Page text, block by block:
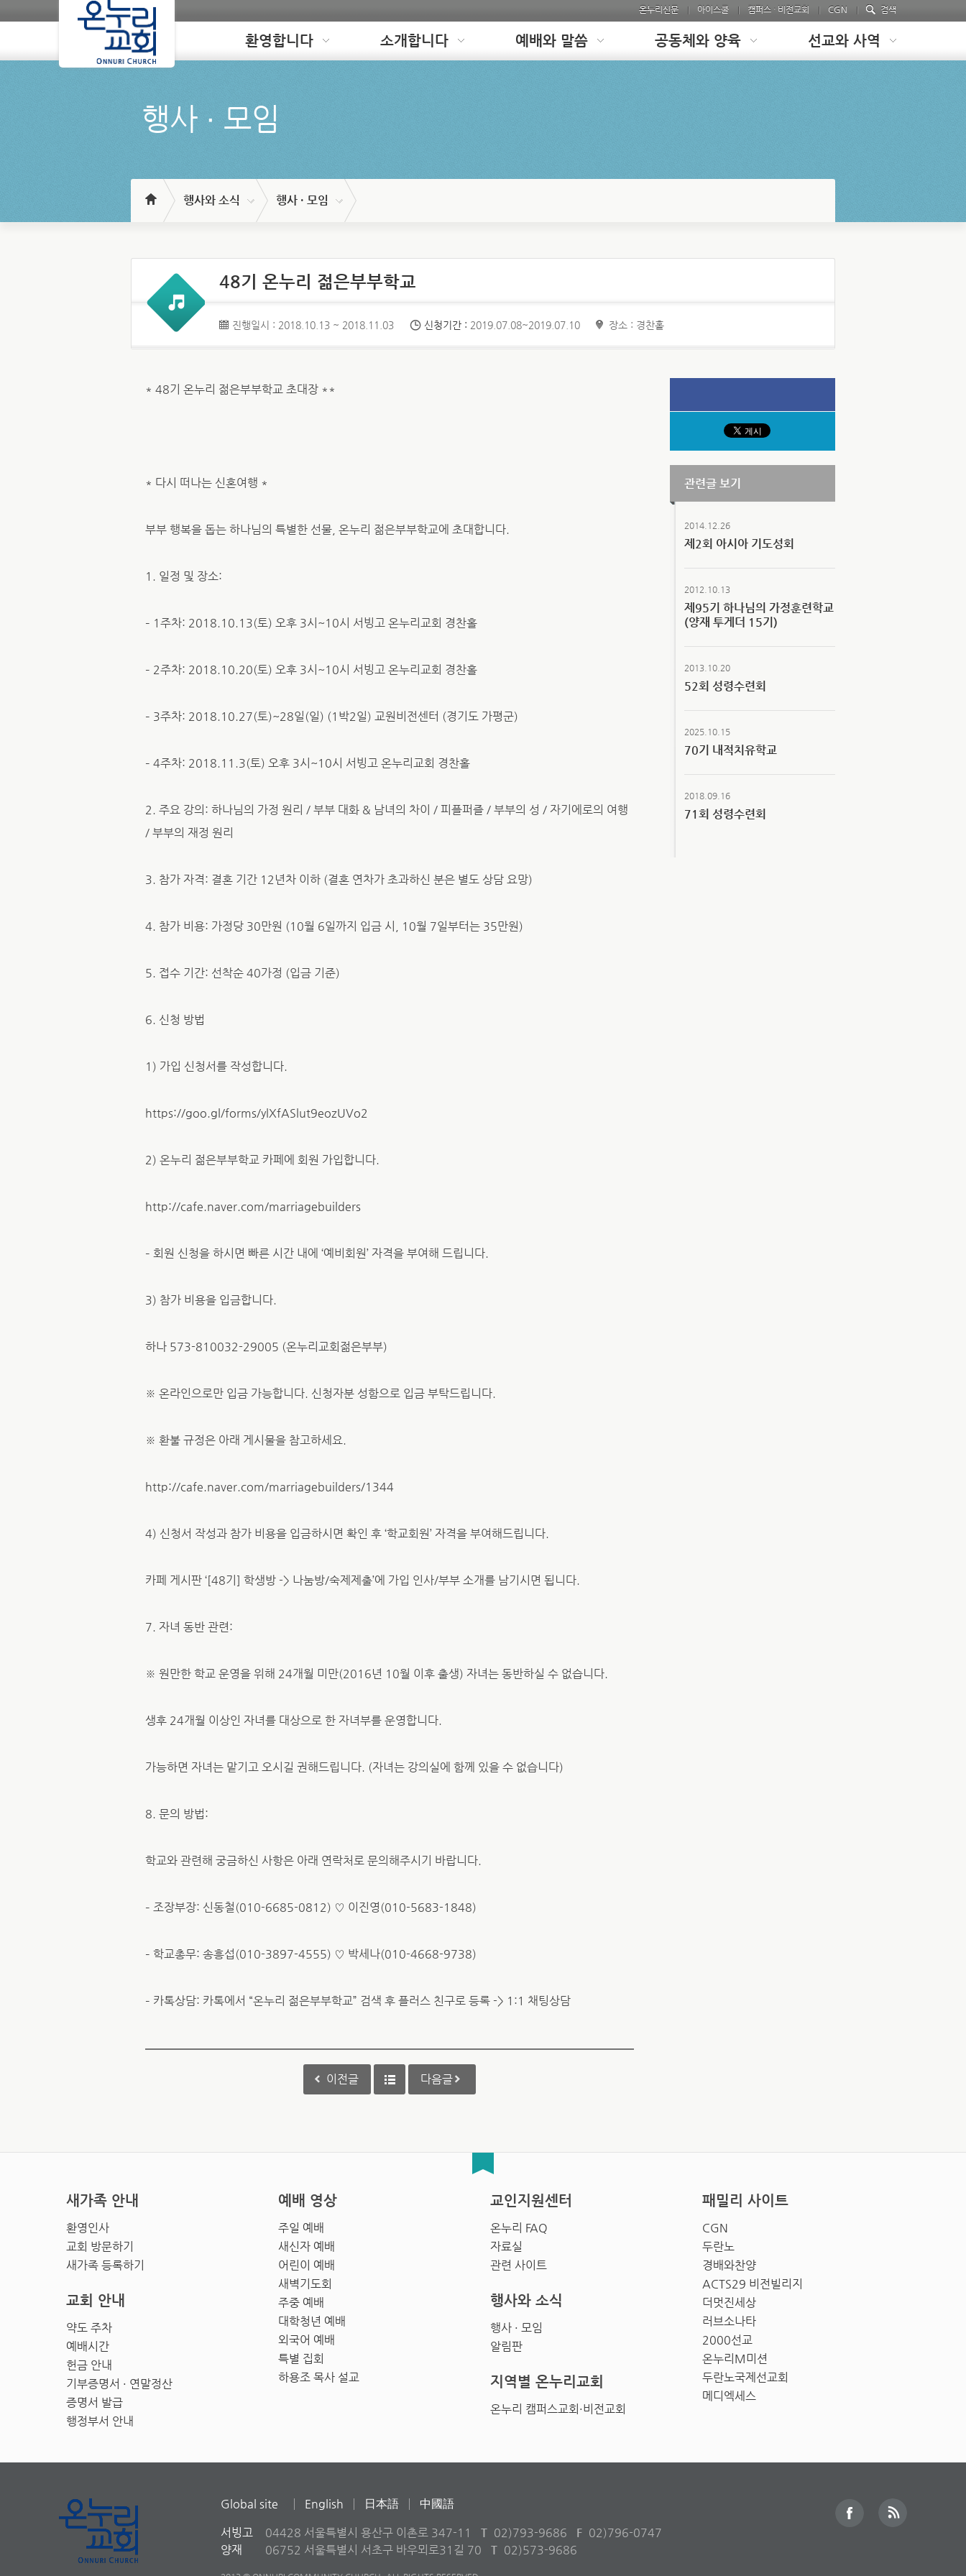
온누리신문 아이스쿨 캠퍼스 · 비전교회 CGN 검색
Loading 환영합니다 소개합니다 예배와 말씀 공동체와 양육 선교와 사역
행사 ∙ 모임
행사와 소식 행사 · 모임
48기 온누리 젊은부부학교
진행일시 : 2018.10.13 ~ 2018.11.03 신청기간 : 2019.07.08~2019.07.10 장소 : 경찬홀
* 48기 온누리 젊은부부학교 초대장 **
* 다시 떠나는 신혼여행 *
부부 행복을 돕는 하나님의 특별한 선물, 온누리 젊은부부학교에 초대합니다.
1. 일정 및 장소:
– 1주차: 2018.10.13(토) 오후 3시~10시 서빙고 온누리교회 경찬홀
– 2주차: 2018.10.20(토) 오후 3시~10시 서빙고 온누리교회 경찬홀
– 3주차: 2018.10.27(토)~28일(일) (1박2일) 교원비전센터 (경기도 가평군)
– 4주차: 2018.11.3(토) 오후 3시~10시 서빙고 온누리교회 경찬홀
2. 주요 강의: 하나님의 가정 원리 / 부부 대화 & 남녀의 차이 / 피플퍼즐 / 부부의 성 / 자기에로의 여행
/ 부부의 재정 원리
3. 참가 자격: 결혼 기간 12년차 이하 (결혼 연차가 초과하신 분은 별도 상담 요망)
4. 참가 비용: 가정당 30만원 (10월 6일까지 입금 시, 10월 7일부터는 35만원)
5. 접수 기간: 선착순 40가정 (입금 기준)
6. 신청 방법
1) 가입 신청서를 작성합니다.
https://goo.gl/forms/ylXfASlut9eozUVo2
2) 온누리 젊은부부학교 카페에 회원 가입합니다.
http://cafe.naver.com/marriagebuilders
– 회원 신청을 하시면 빠른 시간 내에 ‘예비회원’ 자격을 부여해 드립니다.
3) 참가 비용을 입금합니다.
하나 573-810032-29005 (온누리교회젊은부부)
※ 온라인으로만 입금 가능합니다. 신청자분 성함으로 입금 부탁드립니다.
※ 환불 규정은 아래 게시물을 참고하세요.
http://cafe.naver.com/marriagebuilders/1344
4) 신청서 작성과 참가 비용을 입금하시면 확인 후 ‘학교회원’ 자격을 부여해드립니다.
카페 게시판 ‘[48기] 학생방 -> 나눔방/숙제제출’에 가입 인사/부부 소개를 남기시면 됩니다.
7. 자녀 동반 관련:
※ 원만한 학교 운영을 위해 24개월 미만(2016년 10월 이후 출생) 자녀는 동반하실 수 없습니다.
생후 24개월 이상인 자녀를 대상으로 한 자녀부를 운영합니다.
가능하면 자녀는 맡기고 오시길 권해드립니다. (자녀는 강의실에 함께 있을 수 없습니다)
8. 문의 방법:
학교와 관련해 궁금하신 사항은 아래 연락처로 문의해주시기 바랍니다.
– 조장부장: 신동철(010-6685-0812) ♡ 이진영(010-5683-1848)
– 학교총무: 송흥섭(010-3897-4555) ♡ 박세나(010-4668-9738)
– 카톡상담: 카톡에서 “온누리 젊은부부학교” 검색 후 플러스 친구로 등록 -> 1:1 채팅상담
이전글 다음글
관련글 보기
2014.12.26
제2회 아시아 기도성회
2012.10.13
제95기 하나님의 가정훈련학교
(양재 투게더 15기)
2013.10.20
52회 성령수련회
2025.10.15
70기 내적치유학교
2018.09.16
71회 성령수련회
새가족 안내
환영인사
교회 방문하기
새가족 등록하기
예배 영상
주일 예배
새신자 예배
어린이 예배
새벽기도회
주중 예배
대학청년 예배
외국어 예배
특별 집회
하용조 목사 설교
교인지원센터
온누리 FAQ
자료실
관련 사이트
패밀리 사이트
CGN
두란노
경배와찬양
ACTS29 비전빌리지
더멋진세상
러브소나타
2000선교
온누리M미션
두란노국제선교회
메디엑세스
교회 안내
약도 주차
예배시간
헌금 안내
기부증명서 · 연말정산
증명서 발급
행정부서 안내
행사와 소식
행사 · 모임
알림판
지역별 온누리교회
온누리 캠퍼스교회·비전교회
Global site English 日本語 中國語
서빙고 04428 서울특별시 용산구 이촌로 347-11 T 02)793-9686 F 02)796-0747
양재
06752 서울특별시 서초구 바우뫼로31길 70 T 02)573-9686